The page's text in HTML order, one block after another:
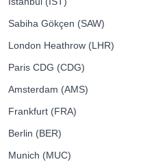
Sabiha Gökçen (SAW)
London Heathrow (LHR)
Paris CDG (CDG)
Amsterdam (AMS)
Frankfurt (FRA)
Berlin (BER)
Munich (MUC)